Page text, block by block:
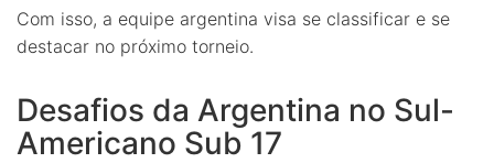
Com isso, a equipe argentina visa se classificar e se
destacar no próximo torneio.
Desafios da Argentina no Sul-
Americano Sub 17